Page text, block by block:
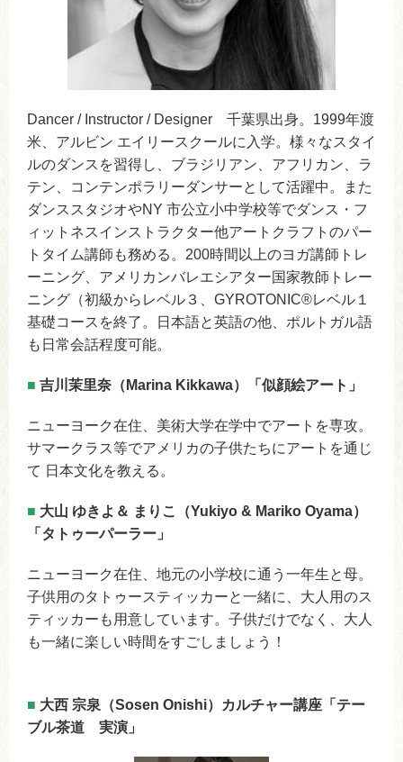
Dancer / Instructor / Designer 千葉県出身。1999年渡
米、アルビン エイリースクールに入学。様々なスタイ
ルのダンスを習得し、ブラジリアン、アフリカン、ラ
テン、コンテンポラリーダンサーとして活躍中。また
ダンススタジオやNY 市公立小中学校等でダンス・フ
ィットネスインストラクター他アートクラフトのパー
トタイム講師も務める。200時間以上のヨガ講師トレ
ーニング、アメリカンバレエシアター国家教師トレー
ニング（初級からレベル３、GYROTONIC®レベル１
基礎コースを終了。日本語と英語の他、ポルトガル語
も日常会話程度可能。
■ 吉川茉里奈（Marina Kikkawa）「似顔絵アート」
ニューヨーク在住、美術大学在学中でアートを専攻。
サマークラス等でアメリカの子供たちにアートを通じ
て 日本文化を教える。
■ 大山 ゆきよ＆ まりこ（Yukiyo & Mariko Oyama）
「タトゥーパーラー」
ニューヨーク在住、地元の小学校に通う一年生と母。
子供用のタトゥースティッカーと一緒に、大人用のス
ティッカーも用意しています。子供だけでなく、大人
も一緒に楽しい時間をすごしましょう！
■ 大西 宗泉（Sosen Onishi）カルチャー講座「テー
ブル茶道 実演」